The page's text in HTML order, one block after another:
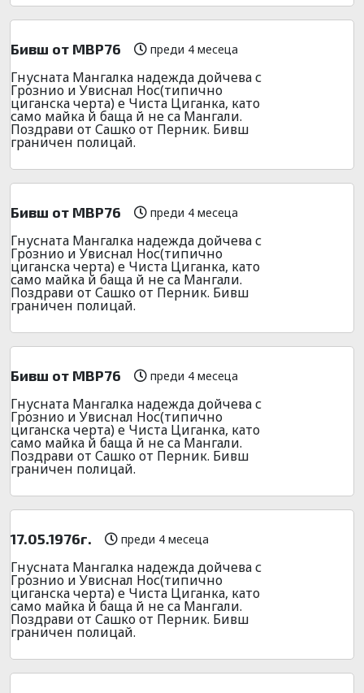
Бивш от МВР76 преди 4 месеца
Гнусната Мангалка надежда дойчева с
Грознио и Увиснал Нос(типично
циганска черта) е Чиста Циганка, като
само майка й баща й не са Мангали.
Поздрави от Сашко от Перник. Бивш
граничен полицай.
Бивш от МВР76 преди 4 месеца
Гнусната Мангалка надежда дойчева с
Грознио и Увиснал Нос(типично
циганска черта) е Чиста Циганка, като
само майка й баща й не са Мангали.
Поздрави от Сашко от Перник. Бивш
граничен полицай.
Бивш от МВР76 преди 4 месеца
Гнусната Мангалка надежда дойчева с
Грознио и Увиснал Нос(типично
циганска черта) е Чиста Циганка, като
само майка й баща й не са Мангали.
Поздрави от Сашко от Перник. Бивш
граничен полицай.
17.05.1976г. преди 4 месеца
Гнусната Мангалка надежда дойчева с
Грознио и Увиснал Нос(типично
циганска черта) е Чиста Циганка, като
само майка й баща й не са Мангали.
Поздрави от Сашко от Перник. Бивш
граничен полицай.